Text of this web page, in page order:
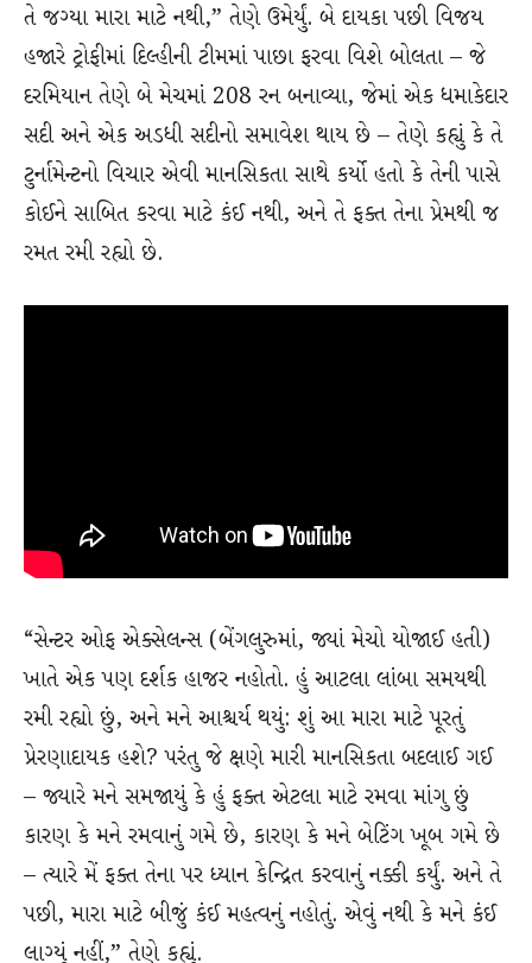
તે જગ્યા મારા માટે નથી,” તેણે ઉમેર્યું. બે દાયકા પછી વિજય
હજારે ટ્રોફીમાં દિલ્હીની ટીમમાં પાછા ફરવા વિશે બોલતા – જે
દરમિયાન તેણે બે મેચમાં 208 રન બનાવ્યા, જેમાં એક ધમાકેદાર
સદી અને એક અડધી સદીનો સમાવેશ થાય છે – તેણે કહ્યું કે તે
ટુર્નામેન્ટનો વિચાર એવી માનસિકતા સાથે કર્યો હતો કે તેની પાસે
કોઈને સાબિત કરવા માટે કંઈ નથી, અને તે ફક્ત તેના પ્રેમથી જ
રમત રમી રહ્યો છે.
“સેન્ટર ઓફ એક્સેલન્સ (બેંગલુરુમાં, જ્યાં મેચો યોજાઈ હતી)
ખાતે એક પણ દર્શક હાજર નહોતો. હું આટલા લાંબા સમયથી
રમી રહ્યો છું, અને મને આશ્ચર્ય થયું: શું આ મારા માટે પૂરતું
પ્રેરણાદાયક હશે? પરંતુ જે ક્ષણે મારી માનસિકતા બદલાઈ ગઈ
– જ્યારે મને સમજાયું કે હું ફક્ત એટલા માટે રમવા માંગુ છું
કારણ કે મને રમવાનું ગમે છે, કારણ કે મને બેટિંગ ખૂબ ગમે છે
– ત્યારે મેં ફક્ત તેના પર ધ્યાન કેન્દ્રિત કરવાનું નક્કી કર્યું. અને તે
પછી, મારા માટે બીજું કંઈ મહત્વનું નહોતું. એવું નથી કે મને કંઈ
લાગ્યું નહીં,” તેણે કહ્યું.